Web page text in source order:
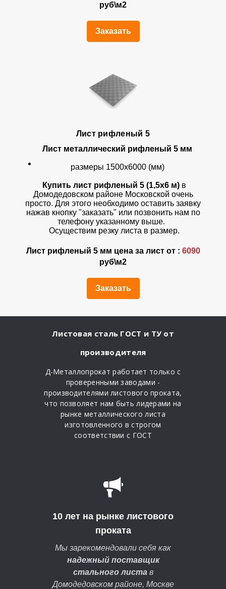
руб\м2
Заказать
Лист рифленый 5
Лист металлический рифленый 5 мм
размеры 1500х6000 (мм)
Купить лист рифленый 5 (1,5х6 м)в
Домодедовском районе Московской очень
просто. Для этого необходимо оставить заявку
нажав кнопку "заказать" или позвонить нам по
телефону указанному выше.
Осуществим резку листа в размер.
Лист рифленый 5 мм цена за лист от : 6090
руб\м2
Заказать
Листовая сталь ГОСТ и ТУ от
производителя
Д-Металлопрокат работает только с
проверенными заводами -
производителями листового проката,
что позволяет нам быть лидерами на
рынке металлического листа
изготовленного в строгом
соответствии с ГОСТ
10 лет на рынке листового
проката
Мы зарекомендовали себя как
надежный поставщик
стального листав
Домодедовском районе, Москве